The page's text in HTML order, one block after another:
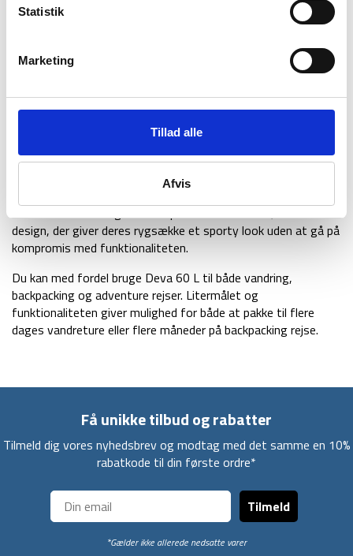
Statistik
Marketing
Tillad alle
Afvis
metalwire og det velpolstrede og velventilerende rygpanel,
Deva har derudover en lang række fede og funktionelle
detaljer, der gør rygsækken til en optimal rejsemakker. Du får
blandt andet særskilt lomme til væskesystem, der kan bruges
som day pack, letvægtigt regnslag, mulighed for 15
forskellige tilpasninger af stropper og remme, samt åndbart
mesh-materiale ved skuldre, hofte og ryg.
Med Gregory’s Deva får du en funktionel og praktisk rygsæk
har vundet adskillelige industripriser for deres strømlinede
design, der giver deres rygsække et sporty look uden at gå på
kompromis med funktionaliteten.
Du kan med fordel bruge Deva 60 L til både vandring,
backpacking og adventure rejser. Litermålet og
funktionaliteten giver mulighed for både at pakke til flere
dages vandreture eller flere måneder på backpacking rejse.
Få unikke tilbud og rabatter
Tilmeld dig vores nyhedsbrev og modtag med det samme en 10%
rabatkode til din første ordre*
Tilmeld
*Gælder ikke allerede nedsatte varer